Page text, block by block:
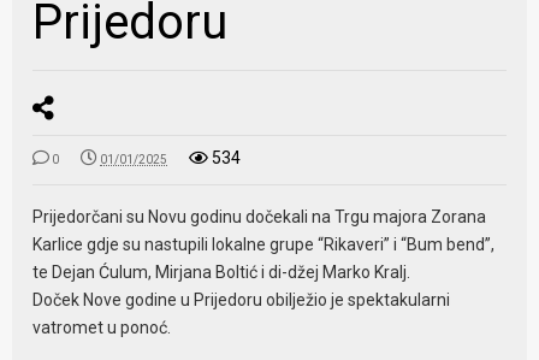
Prijedoru
0 01/01/2025 534
Prijedorčani su Novu godinu dočekali na Trgu majora Zorana
Karlice gdje su nastupili lokalne grupe “Rikaveri” i “Bum bend”,
te Dejan Ćulum, Mirjana Boltić i di-džej Marko Kralj.
Doček Nove godine u Prijedoru obilježio je spektakularni
vatromet u ponoć.